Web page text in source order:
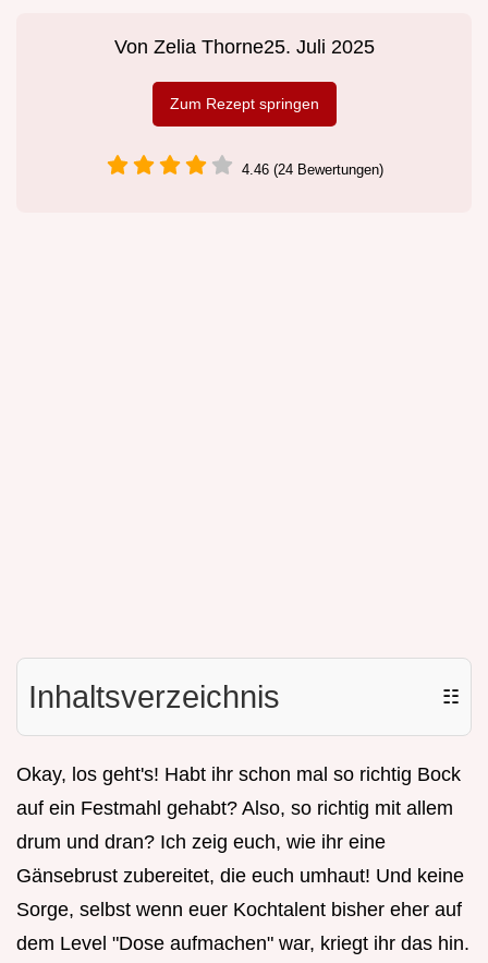
Von Zelia Thorne25. Juli 2025
Zum Rezept springen
4.46 (24 Bewertungen)
Inhaltsverzeichnis ☷
Okay, los geht's! Habt ihr schon mal so richtig Bock
auf ein Festmahl gehabt? Also, so richtig mit allem
drum und dran? Ich zeig euch, wie ihr eine
Gänsebrust zubereitet, die euch umhaut! Und keine
Sorge, selbst wenn euer Kochtalent bisher eher auf
dem Level "Dose aufmachen" war, kriegt ihr das hin.